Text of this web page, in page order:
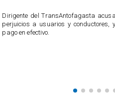
​Dirigente del TransAntofagasta
perjuicios a usuarios y conductores,
pago en efectivo.